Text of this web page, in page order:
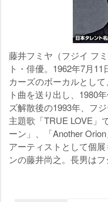
藤井フミヤ（フジイ フ
ト・俳優。1962年7月
カーズのボーカルとし
ト曲を送り出し、1980
ズ解散後の1993年、フ
主題歌「TRUE LOVE」
ーン」、「Another
アーティストとして個
ンの藤井尚之。長男は